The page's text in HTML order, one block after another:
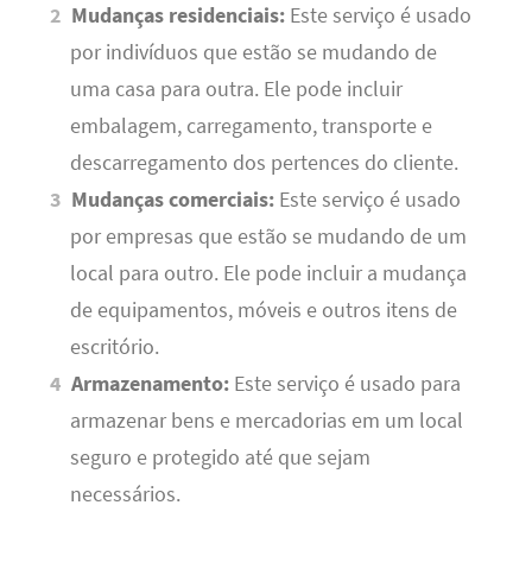
Mudanças residenciais: Este serviço é usado
por indivíduos que estão se mudando de
uma casa para outra. Ele pode incluir
embalagem, carregamento, transporte e
descarregamento dos pertences do cliente.
Mudanças comerciais: Este serviço é usado
por empresas que estão se mudando de um
local para outro. Ele pode incluir a mudança
de equipamentos, móveis e outros itens de
escritório.
Armazenamento: Este serviço é usado para
armazenar bens e mercadorias em um local
seguro e protegido até que sejam
necessários.